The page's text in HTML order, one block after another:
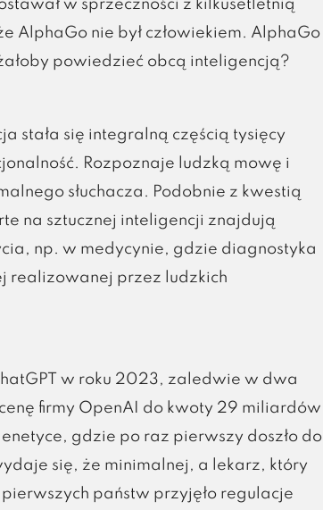
w sprzeczności z kilkusetletnią
AlphaGo nie był człowiekiem. AlphaGo
powiedzieć obcą inteligencją?
stała się integralną częścią tysięcy
Rozpoznaje ludzką mowę i
słuchacza. Podobnie z kwestią
na sztucznej inteligencji znajdują
np. w medycynie, gdzie diagnostyka
realizowanej przez ludzkich
w roku 2023, zaledwie w dwa
firmy OpenAI do kwoty 29 miliardów
gdzie po raz pierwszy doszło do
się, że minimalnej, a lekarz, który
państw przyjęło regulacje